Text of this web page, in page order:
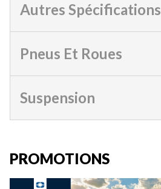
Autres Spécifications
Pneus Et Roues
Suspension
PROMOTIONS